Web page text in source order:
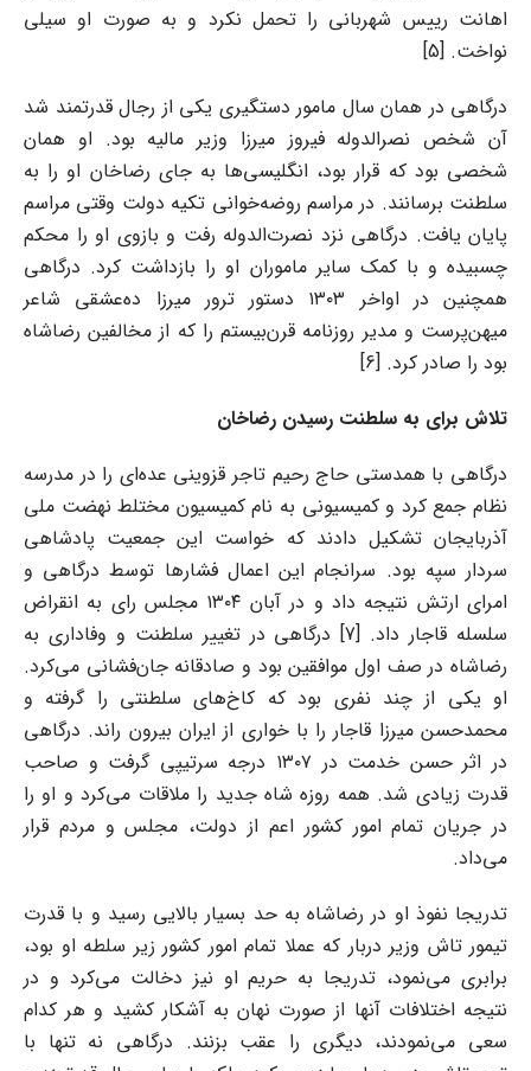
اهانت رییس شهربانی را تحمل نکرد و به صورت او سیلی
نواخت. [5]
درگاهی در همان سال مامور دستگیری یکی از رجال قدرتمند شد
آن شخص نصرالدوله فیروز میرزا وزیر مالیه بود. او همان
شخصی بود که قرار بود، انگلیسی‌ها به جای رضاخان او را به
سلطنت برسانند. در مراسم روضه‌خوانی تکیه ‌دولت وقتی مراسم
پایان یافت. درگاهی نزد نصرت‌الدوله رفت و بازوی او را محکم
چسبیده و با کمک سایر ماموران او را بازداشت کرد. درگاهی
همچنین در اواخر ۱۳۰۳ دستور ترور میر‌زا ده‌عشقی شاعر
میهن‌پرست و مدیر روزنامه قرن‌بیستم را که از مخالفین رضاشاه
بود را صادر کرد. [6]
تلاش برای به سلطنت رسیدن رضاخان
درگاهی با همدستی حاج رحیم تاجر قزوینی عده‌ای را در مدرسه
نظام جمع کرد و کمیسیونی به نام کمیسیون مختلط نهضت ملی
آذربایجان تشکیل دادند که خواست این جمعیت پادشاهی
سردار سپه بود. سرانجام این اعمال فشارها توسط درگاهی و
امرای ارتش نتیجه داد و در آبان ۱۳۰۴ مجلس رای به انقراض
سلسله قاجار داد. [7] درگاهی در تغییر سلطنت و وفاداری به
رضاشاه در صف اول موافقین بود و صادقانه جان‌فشانی می‌کرد.
او یکی از چند نفری بود که کاخ‌های سلطنتی را گرفته و
محمدحسن میرزا قاجار را با خواری از ایران بیرون راند. درگاهی
در اثر حسن خدمت در ۱۳۰۷ درجه سرتیپی گرفت و صاحب
قدرت زیادی شد. همه روزه شاه جدید را ملاقات می‌کرد و او را
در جریان تمام امور کشور اعم از دولت، مجلس و مردم قرار
می‌داد.
تدریجا نفوذ او در رضاشاه به حد بسیار بالایی رسید و با قدرت
تیمور تاش وزیر دربار که عملا تمام امور کشور زیر سلطه او بود،
برابری می‌نمود، تدریجا به حریم او نیز دخالت می‌کرد و در
نتیجه اختلافات آنها از صورت نهان به آشکار کشید و هر کدام
سعی می‌نمودند، دیگری را عقب بزنند. درگاهی نه تنها با